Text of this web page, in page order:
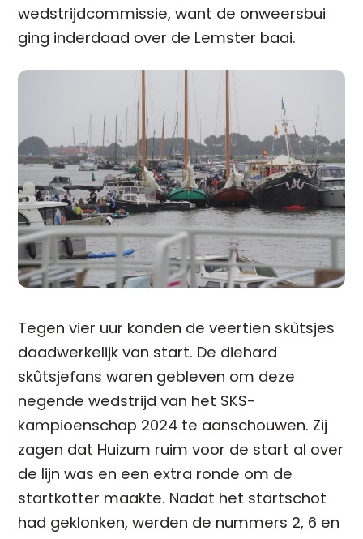
wedstrijdcommissie, want de onweersbui
ging inderdaad over de Lemster baai.
Tegen vier uur konden de veertien skûtsjes
daadwerkelijk van start. De diehard
skûtsjefans waren gebleven om deze
negende wedstrijd van het SKS-
kampioenschap 2024 te aanschouwen. Zij
zagen dat Huizum ruim voor de start al over
de lijn was en een extra ronde om de
startkotter maakte. Nadat het startschot
had geklonken, werden de nummers 2, 6 en